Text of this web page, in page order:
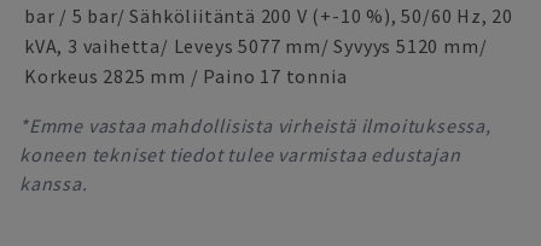
bar / 5 bar/ Sähköliitäntä 200 V (+-10 %), 50/60 Hz, 20
kVA, 3 vaihetta/ Leveys 5077 mm/ Syvyys 5120 mm/
Korkeus 2825 mm / Paino 17 tonnia
*Emme vastaa mahdollisista virheistä ilmoituksessa,
koneen tekniset tiedot tulee varmistaa edustajan
kanssa.